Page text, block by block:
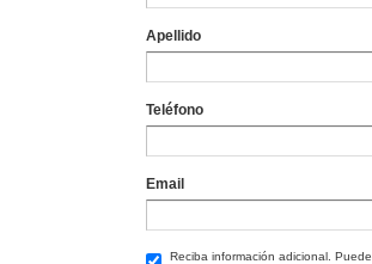
Apellido
Teléfono
Email
Reciba información adicional. Puede